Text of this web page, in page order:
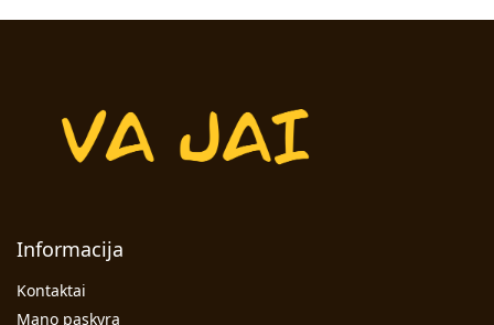
Informacija
Kontaktai
Mano paskyra